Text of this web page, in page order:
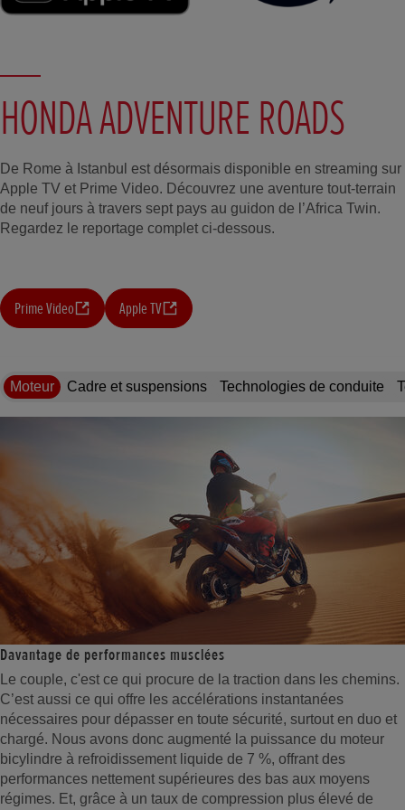
HONDA ADVENTURE ROADS
De Rome à Istanbul est désormais disponible en streaming sur
Apple TV et Prime Video. Découvrez une aventure tout-terrain
de neuf jours à travers sept pays au guidon de l’Africa Twin.
Regardez le reportage complet ci-dessous.
Prime Video Apple TV
Moteur Cadre et suspensions Technologies de conduite
Davantage de performances musclées
Le couple, c'est ce qui procure de la traction dans les chemins.
C’est aussi ce qui offre les accélérations instantanées
nécessaires pour dépasser en toute sécurité, surtout en duo et
chargé. Nous avons donc augmenté la puissance du moteur
bicylindre à refroidissement liquide de 7 %, offrant des
performances nettement supérieures des bas aux moyens
régimes. Et, grâce à un taux de compression plus élevé de